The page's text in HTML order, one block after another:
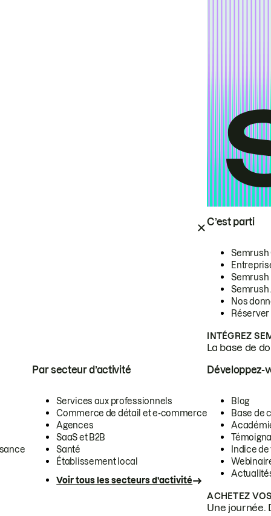
C’est parti
Semrush
Semrush
Semrush
Nos
INTÉGREZ
La base de
Par secteur d’activité
Services aux professionnels
Commerce de détail et e-commerce
Agences
SaaS et B2B
Santé
Établissement local
Voir tous les secteurs d’activité
Développez-
Blog
Base de
Indice
ACHETEZ
Une journée.